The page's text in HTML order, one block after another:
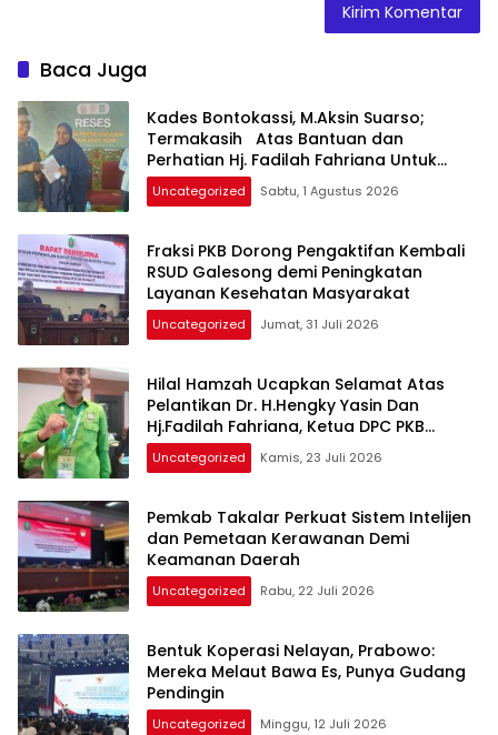
Baca Juga
Kades Bontokassi, M.Aksin Suarso;
Termakasih Atas Bantuan dan
Perhatian Hj. Fadilah Fahriana Untuk
Warganya
Uncategorized Sabtu, 1 Agustus 2026
Fraksi PKB Dorong Pengaktifan Kembali
RSUD Galesong demi Peningkatan
Layanan Kesehatan Masyarakat
Uncategorized Jumat, 31 Juli 2026
Hilal Hamzah Ucapkan Selamat Atas
Pelantikan Dr. H.Hengky Yasin Dan
Hj.Fadilah Fahriana, Ketua DPC PKB
Takalar dan Ketua DPW PB Prov- Sulsel
Uncategorized Kamis, 23 Juli 2026
Pemkab Takalar Perkuat Sistem Intelijen
dan Pemetaan Kerawanan Demi
Keamanan Daerah
Uncategorized Rabu, 22 Juli 2026
Bentuk Koperasi Nelayan, Prabowo:
Mereka Melaut Bawa Es, Punya Gudang
Pendingin
Uncategorized Minggu, 12 Juli 2026